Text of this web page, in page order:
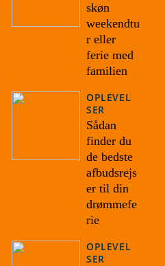
skøn
weekendtu
r eller
ferie med
familien
OPLEVEL
SER
Sådan
finder du
de bedste
afbudsrejs
er til din
drømmefe
rie
OPLEVEL
SER